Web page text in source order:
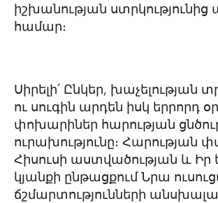
իշխանության ստրկությունից
համար։
Սիրելի՛ Ընկեր, խաչելության
ու սուգին արդեն իսկ երրորդ
փոխարիներ հարության
ուրախությունը։ Հարության
Հիսուսի աստվածության և Իր
կյանքի ընթացքում Նրա
ճշմարտությունների